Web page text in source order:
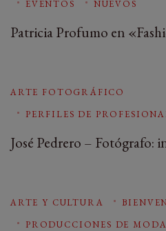
EVENTOS
NUEVOS
Patricia Profumo en
ARTE FOTOGRÁFICO
PERFILES DE
José Pedrero – Fotógrafo:
ARTE Y CULTURA
PRODUCCIONES DE MODA